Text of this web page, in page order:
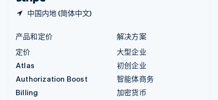
中国内地 (简体中文)
产品和定价
定价
Atlas
Authorization Boost
Billing
解决方案
大型企业
初创企业
智能体商务
加密货币